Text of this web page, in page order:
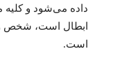
داده می‌شود و کلیه
ابطال است، شخص
است.